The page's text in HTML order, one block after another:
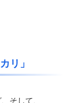
リ」
そして、